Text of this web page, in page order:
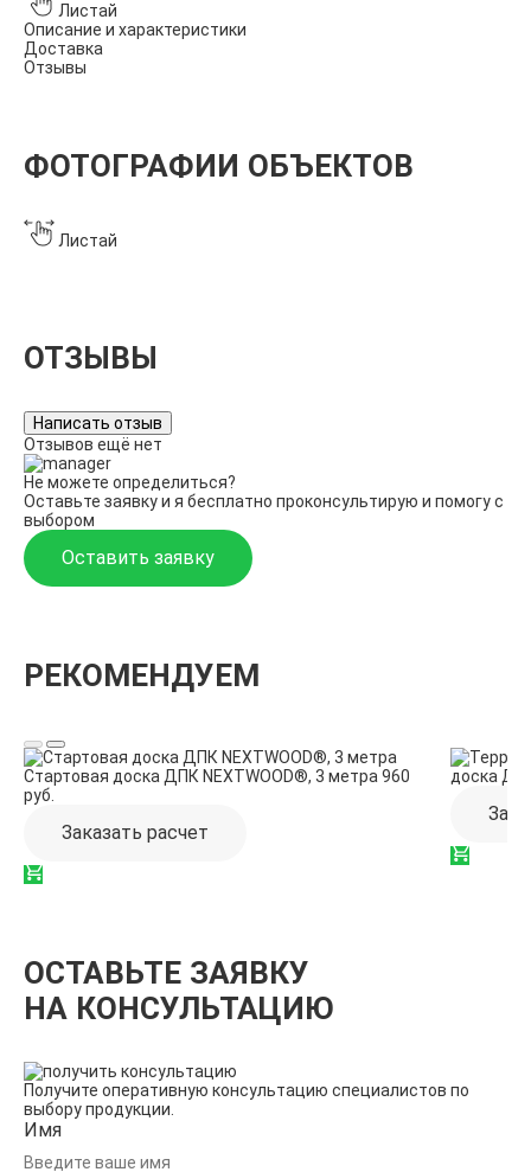
Листай
Описание и характеристики
Доставка
Отзывы
ФОТОГРАФИИ ОБЪЕКТОВ
Листай
ОТЗЫВЫ
Написать отзыв
Отзывов ещё нет
Не можете определиться?
Оставьте заявку и я бесплатно проконсультирую и помогу с
выбором
Оставить заявку
РЕКОМЕНДУЕМ
Стартовая доска ДПК NEXTWOOD®, 3 метра960
руб.
Заказать расчет
доска
ОСТАВЬТЕ ЗАЯВКУ
НА КОНСУЛЬТАЦИЮ
Получите оперативную консультацию специалистов по
выбору продукции.
Имя